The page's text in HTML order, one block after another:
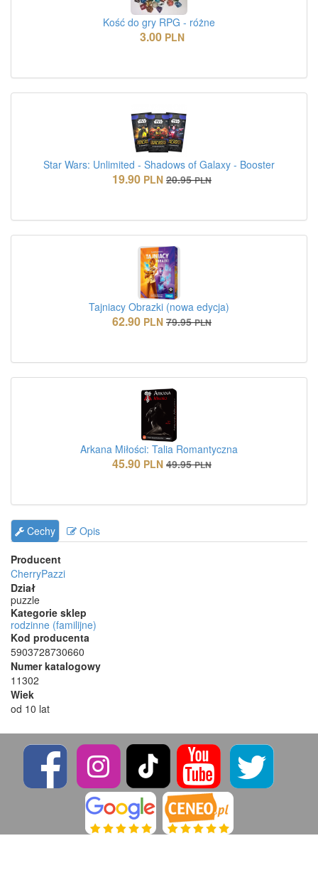
Kość do gry RPG - różne
3.00 PLN
Star Wars: Unlimited - Shadows of Galaxy - Booster
19.90 PLN 20.95 PLN
Tajniacy Obrazki (nowa edycja)
62.90 PLN 79.95 PLN
Arkana Miłości: Talia Romantyczna
45.90 PLN 49.95 PLN
Cechy
Opis
Producent
CherryPazzi
Dział
puzzle
Kategorie sklep
rodzinne (familijne)
Kod producenta
5903728730660
Numer katalogowy
11302
Wiek
od 10 lat